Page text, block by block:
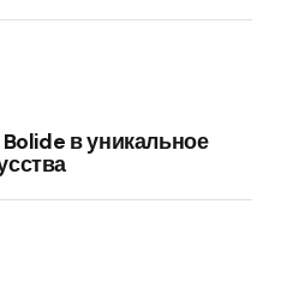
в уникальное